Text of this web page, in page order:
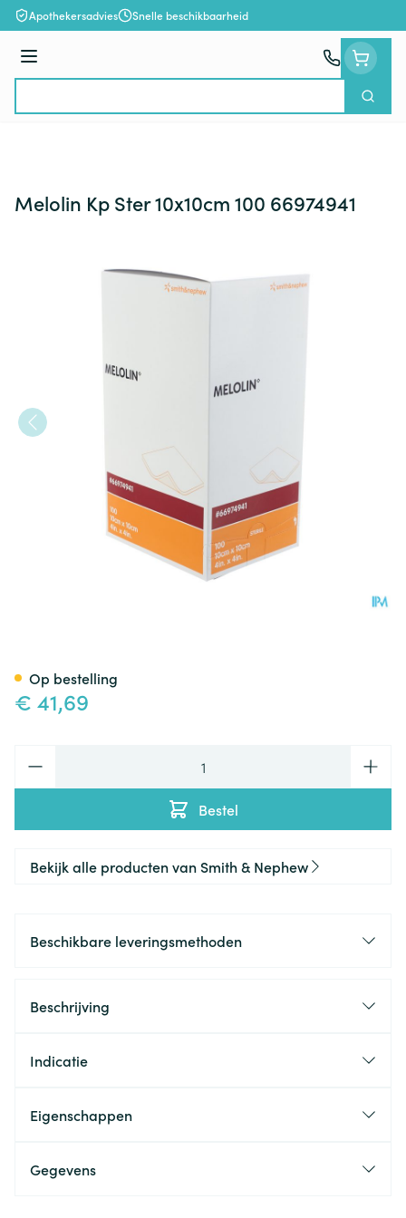
Ga naar de inhoud
Apothekersadvies Snelle beschikbaarheid
Menu
Zoek
Melolin Kp Ster 10x10cm 100 66974941
€ 41,69
Bestel
Op bestelling
Bekijk alle producten van Smith & Nephew
Beschikbare leveringsmethoden
Beschrijving
Indicatie
Eigenschappen
Gegevens